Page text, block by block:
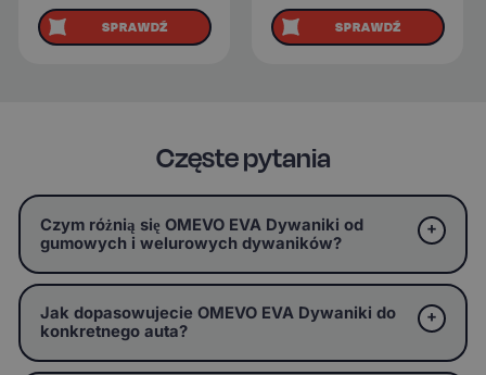
SPRAWDŹ SPRAWDŹ
Częste pytania
Czym różnią się OMEVO EVA Dywaniki od
gumowych i welurowych dywaników?
Jak dopasowujecie OMEVO EVA Dywaniki do
konkretnego auta?